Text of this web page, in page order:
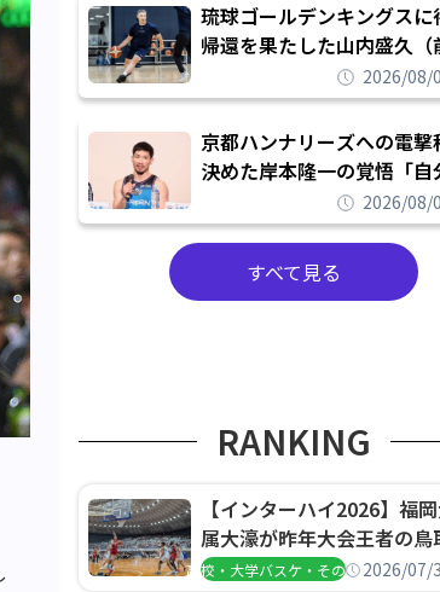
琉球ゴールデンキングスに
帰還を果たした山内盛久（
「キングスが積み上げて
を次の世代に繋いでいくの
甲斐」
2026/08/
京都ハンナリーズへの電撃
決めた岸本隆一の覚悟「自
ゴというちっぽけなこと
に、京都に来たわけではな
2026/08/
すべて見る
RANKING
【インターハイ2026】福
属大濠が昨年大会王者の鳥
を撃破、大阪薫英女学院は
高校・大学バスケ・その他2026/07/